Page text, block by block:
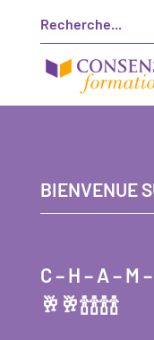
BIENVENUE
C – H – A – M
🥂🥂🍾🍾🍾🍾